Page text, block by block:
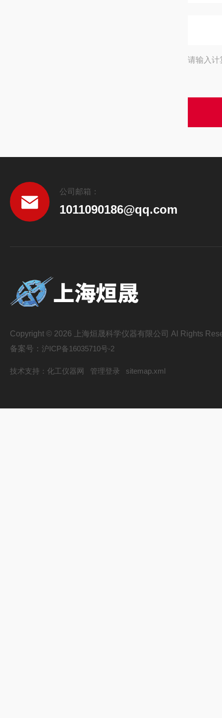
请输入计
公司邮箱：
1011090186@qq.com
Copyright © 2026 上海烜晟科学仪器有限公司 Al Rights
备案号： 沪ICP备16035710号-2
技术支持： 化工仪器网 管理登录 sitemap.xml